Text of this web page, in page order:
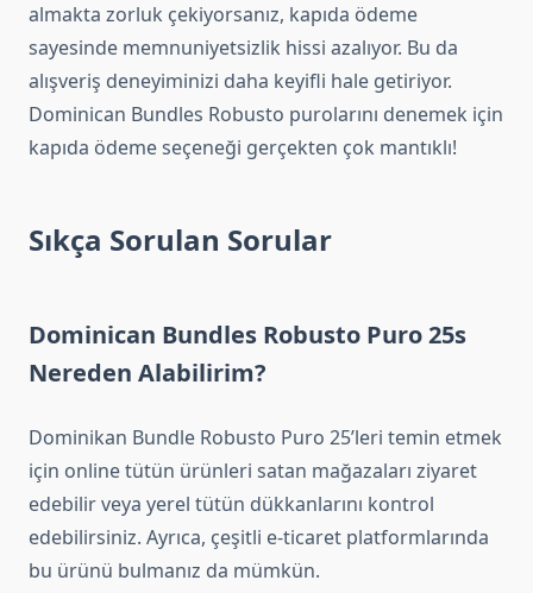
almakta zorluk çekiyorsanız, kapıda ödeme
sayesinde memnuniyetsizlik hissi azalıyor. Bu da
alışveriş deneyiminizi daha keyifli hale getiriyor.
Dominican Bundles Robusto purolarını denemek için
kapıda ödeme seçeneği gerçekten çok mantıklı!
Sıkça Sorulan Sorular
Dominican Bundles Robusto Puro 25s
Nereden Alabilirim?
Dominikan Bundle Robusto Puro 25’leri temin etmek
için online tütün ürünleri satan mağazaları ziyaret
edebilir veya yerel tütün dükkanlarını kontrol
edebilirsiniz. Ayrıca, çeşitli e-ticaret platformlarında
bu ürünü bulmanız da mümkün.